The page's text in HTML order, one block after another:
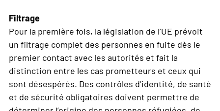
Filtrage
Pour la première fois, la législation de l’UE prévoit
un filtrage complet des personnes en fuite dès le
premier contact avec les autorités et fait la
distinction entre les cas prometteurs et ceux qui
sont désespérés. Des contrôles d’identité, de santé
et de sécurité obligatoires doivent permettre de